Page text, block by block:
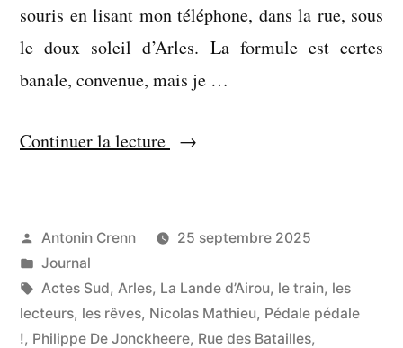
souris en lisant mon téléphone, dans la rue, sous
le doux soleil d’Arles. La formule est certes
banale, convenue, mais je …
Continuer la lecture « Flagrant
Publié
par
Antonin Crenn
25 septembre 2025
Publié
dans
Journal
Étiquettes :
Actes Sud, Arles, La Lande d’Airou, le train, les
lecteurs, les rêves, Nicolas Mathieu, Pédale pédale
!, Philippe De Jonckheere, Rue des Batailles,